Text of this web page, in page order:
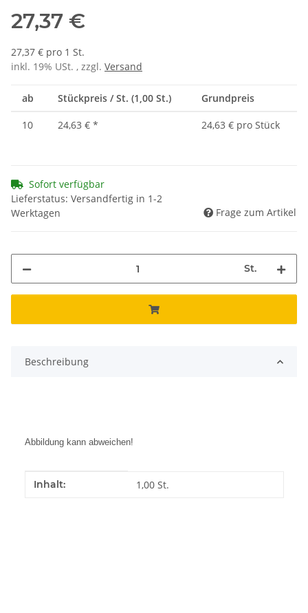
27,37 €
27,37 € pro 1 St.
inkl. 19% USt. , zzgl. Versand
ab Stückpreis / St. (1,00 St.) Grundpreis
10 24,63 € * 24,63 € pro Stück
Sofort verfügbar
Lieferstatus: Versandfertig in 1-2
Werktagen
Frage zum Artikel
St.
Beschreibung
Abbildung kann abweichen!
Produkteigenschaft
Wert
Inhalt: 1,00 St.